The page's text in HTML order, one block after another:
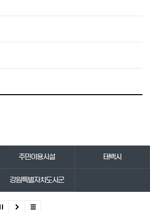
주민이용시설 태백시
강원특별자치도시군